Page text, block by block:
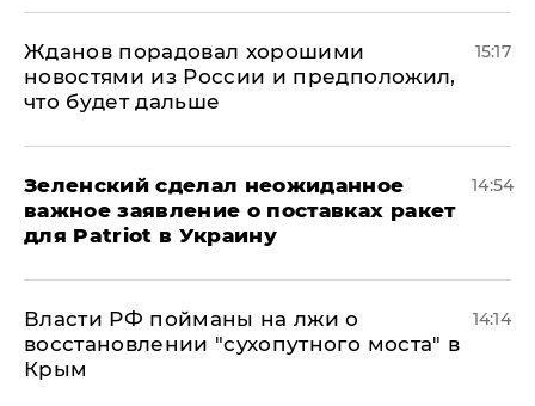
Жданов порадовал хорошими
новостями из России и предположил,
что будет дальше
15:17
Зеленский сделал неожиданное
важное заявление о поставках ракет
для Patriot в Украину
14:54
Власти РФ пойманы на лжи о
восстановлении "сухопутного моста" в
Крым
14:14